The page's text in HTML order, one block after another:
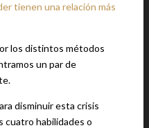
tienen una relación más
los distintos métodos
un par de
disminuir esta crisis
cuatro habilidades o